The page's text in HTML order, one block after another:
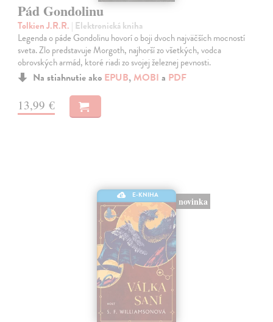
Pád Gondolinu
Tolkien J.R.R. | Elektronická kniha
Legenda o páde Gondolinu hovorí o boji dvoch najväčších mocností
sveta. Zlo predstavuje Morgoth, najhorší zo všetkých, vodca
obrovských armád, ktoré riadi zo svojej železnej pevnosti.
Na stiahnutie ako EPUB, MOBI a PDF
13,99 €
E-KNIHA
novinka